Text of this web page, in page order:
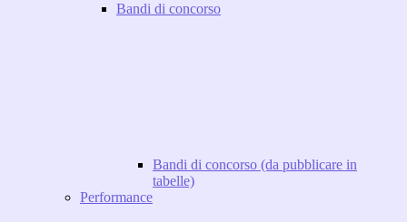
Bandi di concorso
Bandi di concorso (da pubblicare in
tabelle)
Performance